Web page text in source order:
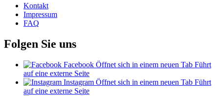
Kontakt
Impressum
FAQ
Folgen Sie uns
Facebook Öffnet sich in einem neuen Tab Führt
auf eine externe Seite
Instagram Öffnet sich in einem neuen Tab Führt
auf eine externe Seite